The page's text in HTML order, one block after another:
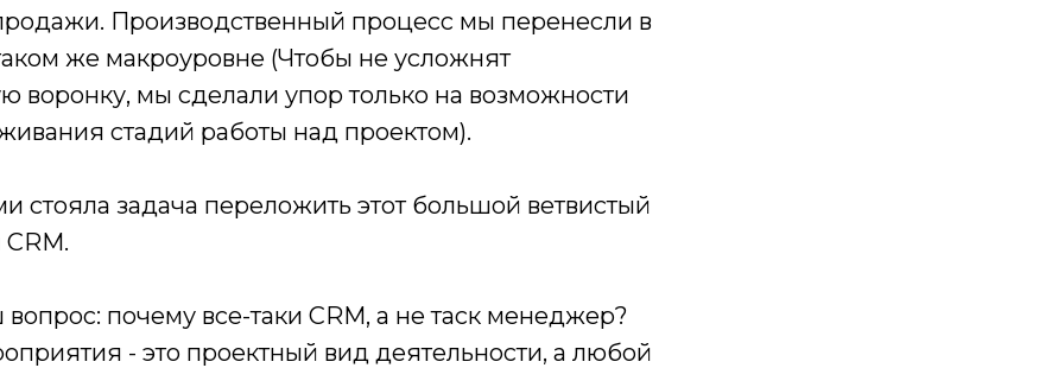
Производственный процесс мы перенесли в
же макроуровне (Чтобы не усложнят
воронку, мы сделали упор только на возможности
стадий работы над проектом).
стояла задача переложить этот большой ветвистый
почему все-таки CRM, а не таск менеджер?
- это проектный вид деятельности, а любой